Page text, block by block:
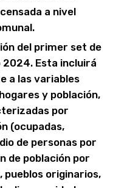
a nivel
del primer set de
2024. Esta incluirá
a las variables
y población,
por
(ocupadas,
de personas por
de población por
pueblos originarios,